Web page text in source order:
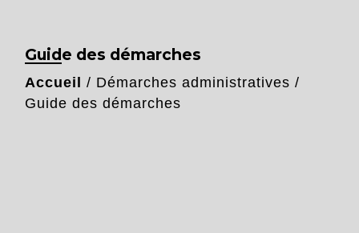
Guide des démarches
Accueil / Démarches administratives /
Guide des démarches